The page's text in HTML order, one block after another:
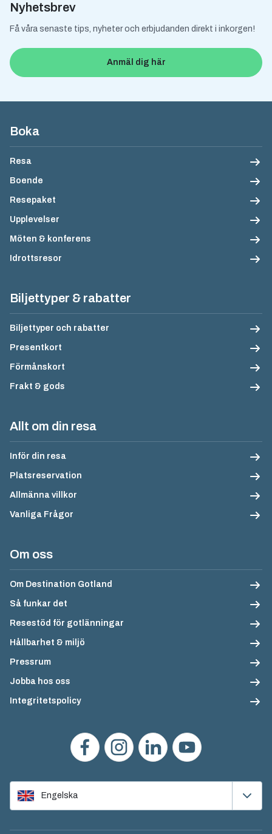
Nyhetsbrev
Få våra senaste tips, nyheter och erbjudanden direkt i inkorgen!
Anmäl dig här
Sidfotsnavigation
Boka
Resa
Boende
Resepaket
Upplevelser
Möten & konferens
Idrottsresor
Biljettyper & rabatter
Biljettyper och rabatter
Presentkort
Förmånskort
Frakt & gods
Allt om din resa
Inför din resa
Platsreservation
Allmänna villkor
Vanliga Frågor
Om oss
Om Destination Gotland
Så funkar det
Resestöd för gotlänningar
Hållbarhet & miljö
Pressrum
Jobba hos oss
Integritetspolicy
Engelska